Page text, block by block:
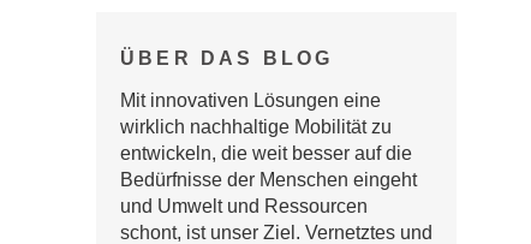
ÜBER DAS BLOG
Mit innovativen Lösungen eine
wirklich nachhaltige Mobilität zu
entwickeln, die weit besser auf die
Bedürfnisse der Menschen eingeht
und Umwelt und Ressourcen
schont, ist unser Ziel. Vernetztes und